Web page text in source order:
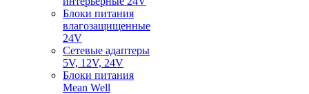
Блоки питания
влагозащищенные
24V
Сетевые адаптеры
5V, 12V, 24V
Блоки питания
Mean Well